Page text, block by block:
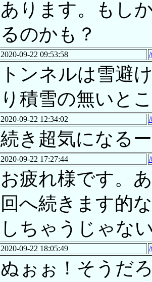
あります。もし
るのかも？
2020-09-22 09:53:58
トンネルは雪避
り積雪の無いと
2020-09-22 12:34:02
続き超気になる
2020-09-22 17:27:44
お疲れ様です。
回へ続きます的
しちゃうじゃな
2020-09-22 18:05:49
ぬぉぉ！そうだ